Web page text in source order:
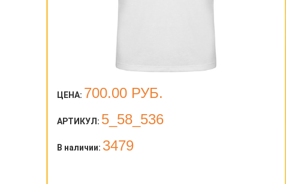
ЦЕНА: 700.00 РУБ.
АРТИКУЛ: 5_58_536
В наличии: 3479